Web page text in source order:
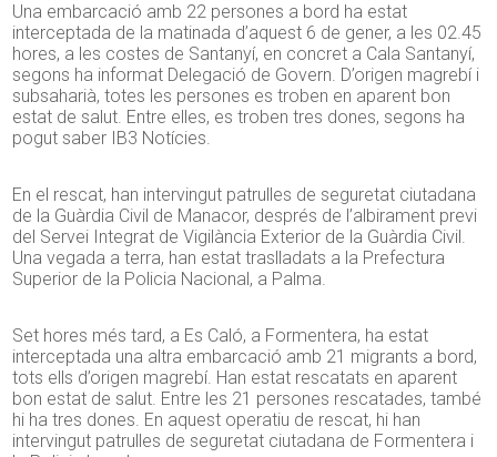
Una embarcació amb 22 persones a bord ha estat
interceptada de la matinada d’aquest 6 de gener, a les 02.45
hores, a les costes de Santanyí, en concret a Cala Santanyí,
segons ha informat Delegació de Govern. D’origen magrebí i
subsaharià, totes les persones es troben en aparent bon
estat de salut. Entre elles, es troben tres dones, segons ha
pogut saber IB3 Notícies.
En el rescat, han intervingut patrulles de seguretat ciutadana
de la Guàrdia Civil de Manacor, després de l’albirament previ
del Servei Integrat de Vigilància Exterior de la Guàrdia Civil.
Una vegada a terra, han estat traslladats a la Prefectura
Superior de la Policia Nacional, a Palma.
Set hores més tard, a Es Caló, a Formentera, ha estat
interceptada una altra embarcació amb 21 migrants a bord,
tots ells d’origen magrebí. Han estat rescatats en aparent
bon estat de salut. Entre les 21 persones rescatades, també
hi ha tres dones. En aquest operatiu de rescat, hi han
intervingut patrulles de seguretat ciutadana de Formentera i